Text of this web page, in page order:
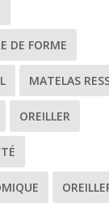
DE FORME
MATELAS
OREILLER